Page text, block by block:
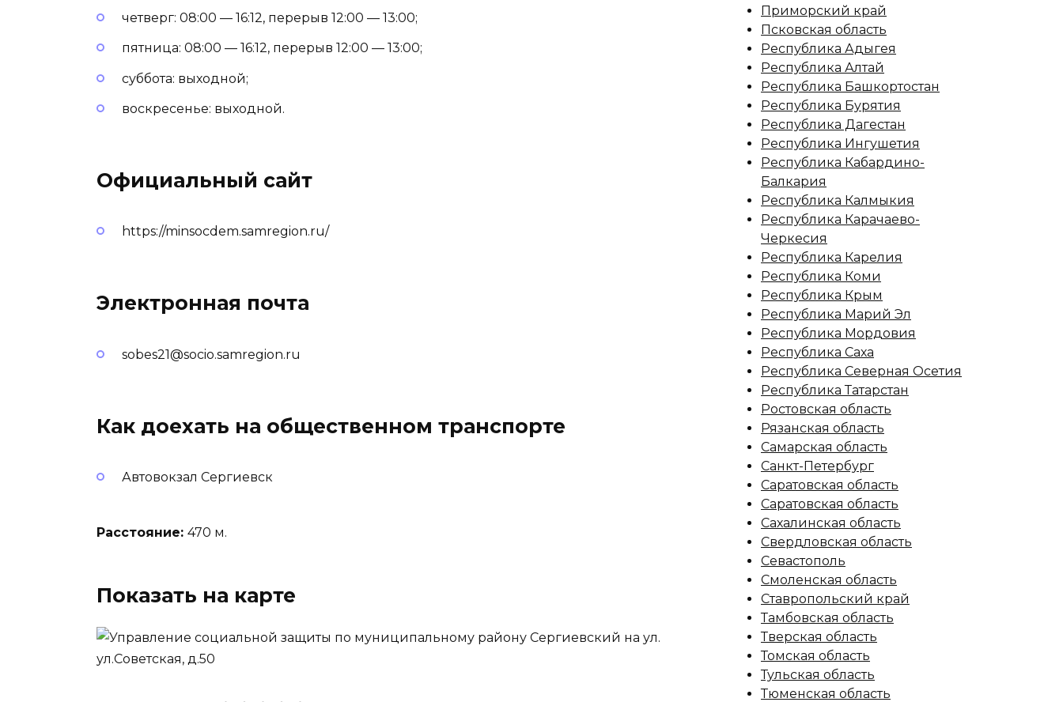
четверг: 08:00 — 16:12, перерыв 12:00 — 13:00;
пятница: 08:00 — 16:12, перерыв 12:00 — 13:00;
суббота: выходной;
воскресенье: выходной.
Официальный сайт
https://minsocdem.samregion.ru/
Электронная почта
sobes21@socio.samregion.ru
Как доехать на общественном транспорте
Автовокзал Сергиевск
Расстояние: 470 м.
Показать на карте
Приморский край
Псковская область
Республика Адыгея
Республика Алтай
Республика Башкортостан
Республика Бурятия
Республика Дагестан
Республика Ингушетия
Республика Кабардино-
Балкария
Республика Калмыкия
Республика Карачаево-
Черкесия
Республика Карелия
Республика Коми
Республика Крым
Республика Марий Эл
Республика Мордовия
Республика Саха
Республика Северная Осетия
Республика Татарстан
Ростовская область
Рязанская область
Самарская область
Санкт-Петербург
Саратовская область
Саратовская область
Сахалинская область
Свердловская область
Севастополь
Смоленская область
Ставропольский край
Тамбовская область
Тверская область
Томская область
Тульская область
Тюменская область